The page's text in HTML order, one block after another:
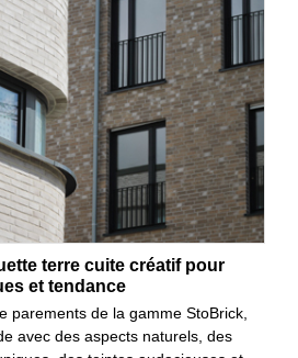
terre cuite créatif pour
et tendance
parements de la gamme StoBrick,
avec des aspects naturels, des